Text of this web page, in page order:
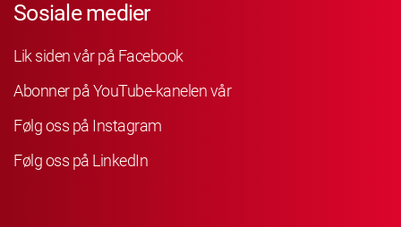
Sosiale medier
Lik siden vår på Facebook
Abonner på YouTube-kanelen vår
Følg oss på Instagram
Følg oss på LinkedIn